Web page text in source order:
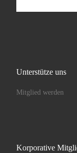
Unterstütze uns
Mitglied werden
Korporative